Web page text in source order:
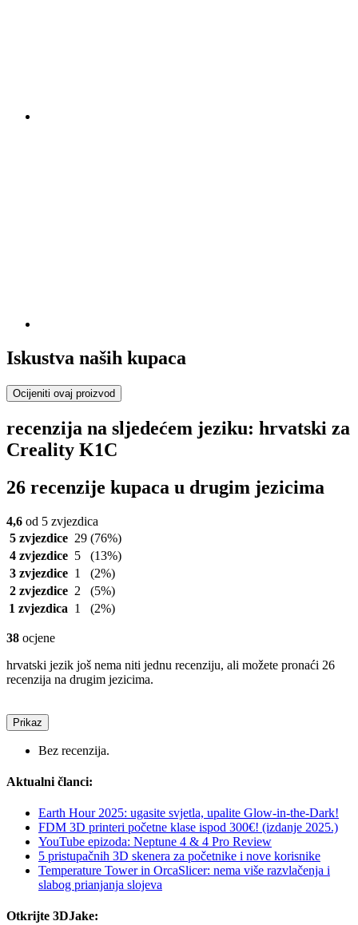
Iskustva naših kupaca
Ocijeniti ovaj proizvod
recenzija na sljedećem jeziku: hrvatski za
Creality K1C
26 recenzije kupaca u drugim jezicima
4,6 od 5 zvjezdica
5 zvjezdice 29 (76%)
4 zvjezdice 5
(13%)
3 zvjezdice 1
(2%)
2 zvjezdice 2
(5%)
1 zvjezdica 1 (2%)
38 ocjene
hrvatski jezik još nema niti jednu recenziju, ali možete pronaći 26
recenzija na drugim jezicima.
Prikaz
Bez recenzija.
Aktualni članci:
Earth Hour 2025: ugasite svjetla, upalite Glow-in-the-Dark!
FDM 3D printeri početne klase ispod 300€! (izdanje 2025.)
YouTube epizoda: Neptune 4 & 4 Pro Review
5 pristupačnih 3D skenera za početnike i nove korisnike
Temperature Tower in OrcaSlicer: nema više razvlačenja i
slabog prianjanja slojeva
Otkrijte 3DJake: